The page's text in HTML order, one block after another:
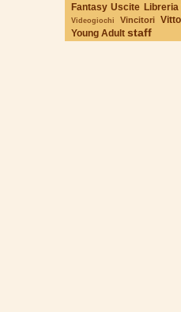
Fantasy Uscite Libreria
Videogiochi Vincitori
Young Adult staff